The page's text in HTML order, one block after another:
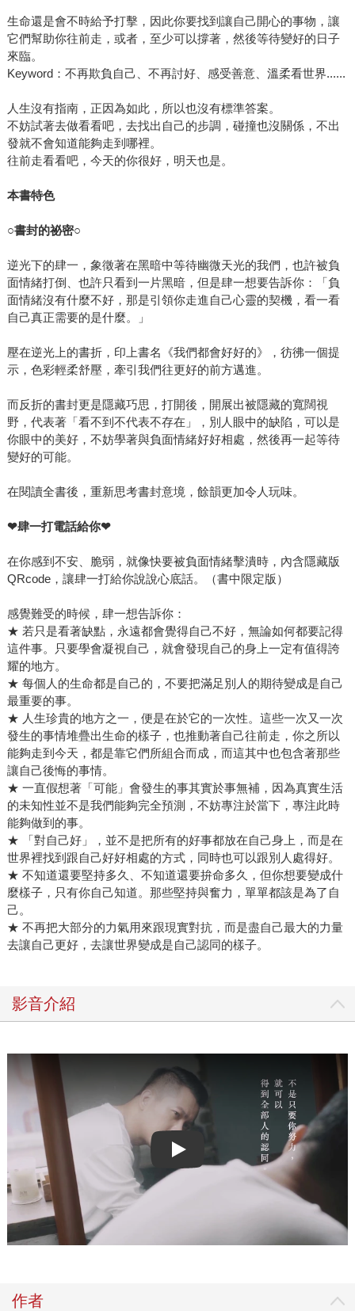
生命還是會不時給予打擊，因此你要找到讓自己開心的事物，讓
它們幫助你往前走，或者，至少可以撐著，然後等待變好的日子
來臨。
Keyword：不再欺負自己、不再討好、感受善意、溫柔看世界......
人生沒有指南，正因為如此，所以也沒有標準答案。
不妨試著去做看看吧，去找出自己的步調，碰撞也沒關係，不出
發就不會知道能夠走到哪裡。
往前走看看吧，今天的你很好，明天也是。
本書特色
○書封的祕密○
逆光下的肆一，象徵著在黑暗中等待幽微天光的我們，也許被負
面情緒打倒、也許只看到一片黑暗，但是肆一想要告訴你：「負
面情緒沒有什麼不好，那是引領你走進自己心靈的契機，看一看
自己真正需要的是什麼。」
壓在逆光上的書折，印上書名《我們都會好好的》，彷彿一個提
示，色彩輕柔舒壓，牽引我們往更好的前方邁進。
而反折的書封更是隱藏巧思，打開後，開展出被隱藏的寬闊視
野，代表著「看不到不代表不存在」，別人眼中的缺陷，可以是
你眼中的美好，不妨學著與負面情緒好好相處，然後再一起等待
變好的可能。
在閱讀全書後，重新思考書封意境，餘韻更加令人玩味。
❤肆一打電話給你❤
在你感到不安、脆弱，就像快要被負面情緒擊潰時，內含隱藏版
QRcode，讓肆一打給你說說心底話。（書中限定版）
感覺難受的時候，肆一想告訴你：
★ 若只是看著缺點，永遠都會覺得自己不好，無論如何都要記得
這件事。只要學會凝視自己，就會發現自己的身上一定有值得誇
耀的地方。
★ 每個人的生命都是自己的，不要把滿足別人的期待變成是自己
最重要的事。
★ 人生珍貴的地方之一，便是在於它的一次性。這些一次又一次
發生的事情堆疊出生命的樣子，也推動著自己往前走，你之所以
能夠走到今天，都是靠它們所組合而成，而這其中也包含著那些
讓自己後悔的事情。
★ 一直假想著「可能」會發生的事其實於事無補，因為真實生活
的未知性並不是我們能夠完全預測，不妨專注於當下，專注此時
能夠做到的事。
★ 「對自己好」，並不是把所有的好事都放在自己身上，而是在
世界裡找到跟自己好好相處的方式，同時也可以跟別人處得好。
★ 不知道還要堅持多久、不知道還要拚命多久，但你想要變成什
麼樣子，只有你自己知道。那些堅持與奮力，單單都該是為了自
己。
★ 不再把大部分的力氣用來跟現實對抗，而是盡自己最大的力量
去讓自己更好，去讓世界變成是自己認同的樣子。
影音介紹
Play video
作者